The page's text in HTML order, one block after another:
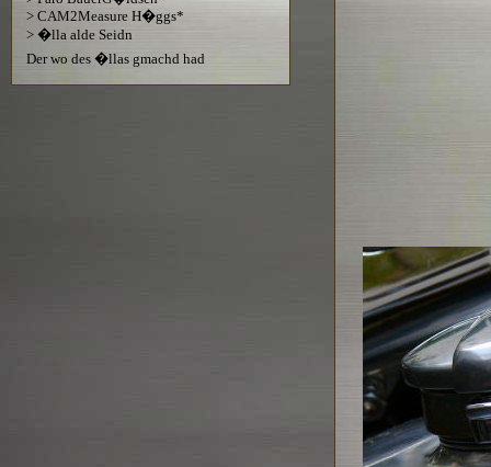
> CAM2Measure H�ggs*
> �lla alde Seidn
Der wo des �llas gmachd had